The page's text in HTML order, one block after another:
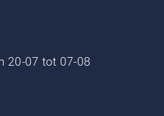
20-07 tot 07-08